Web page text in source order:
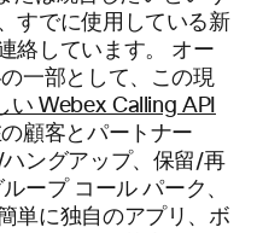
すでに使用している新
絡しています。 オー
一部として、この現
い Webex Calling API
顧客とパートナー
ングアップ、保留/再
ープ コール パーク、
単に独自のアプリ、ボ